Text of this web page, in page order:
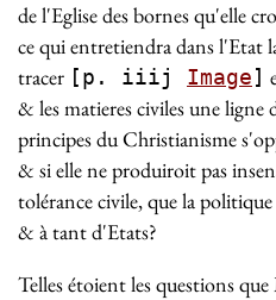
de l'Eglise des bornes qu'elle
ce qui entretiendra dans l'Etat
tracer [p. iiij Image]
& les matieres civiles une ligne
principes du Christianisme
& si elle ne produiroit pas
tolérance civile, que la
& à tant d'Etats?
Telles étoient les questions